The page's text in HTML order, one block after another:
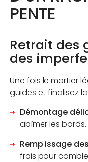
PENTE
Retrait des
des
Une fois le mortier
guides et finalisez
Démontage
abîmer les bords.
Remplissage
frais pour